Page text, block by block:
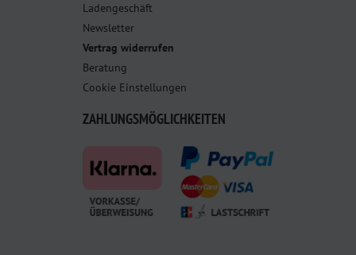
Ladengeschäft
Newsletter
Vertrag widerrufen
Beratung
Cookie Einstellungen
ZAHLUNGSMÖGLICHKEITEN